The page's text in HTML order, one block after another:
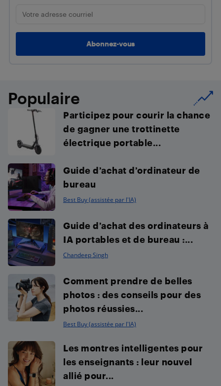
Populaire
Participez pour courir la chance
de gagner une trottinette
électrique portable...
Guide d’achat d’ordinateur de
bureau
Best Buy (assistée par l'IA)
Guide d’achat des ordinateurs à
IA portables et de bureau :...
Chandeep Singh
Comment prendre de belles
photos : des conseils pour des
photos réussies...
Best Buy (assistée par l'IA)
Les montres intelligentes pour
les enseignants : leur nouvel
allié pour...